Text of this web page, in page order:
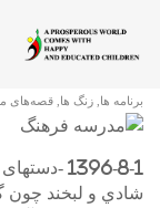
برنامه ی
برنامه ها زنگ ها قصه‌های
1396-8-1 -دستهای ما یک پل زيباست
شادي و لبخند چون